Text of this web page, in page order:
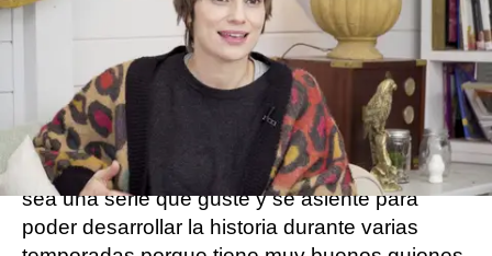
aseguró Librado al ser preguntado por su
¿Qué espera el actor de este nuevo
proyecto?
Carlos espera que la gente se divierta y que
sea una serie que guste y se asiente para
poder desarrollar la historia durante varias